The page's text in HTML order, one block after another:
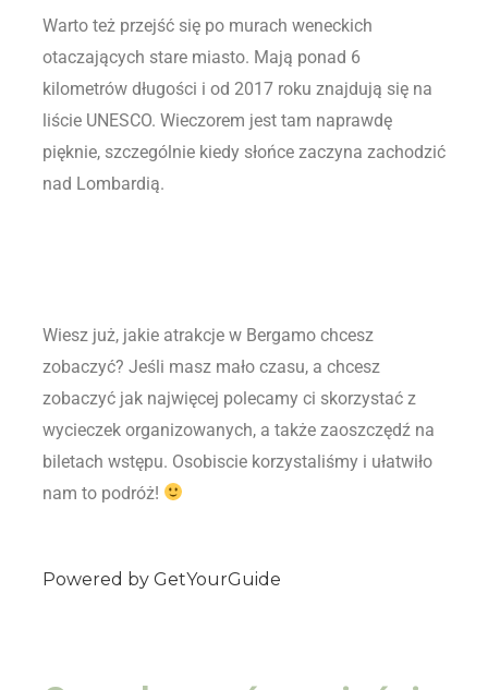
Warto też przejść się po murach weneckich
otaczających stare miasto. Mają ponad 6
kilometrów długości i od 2017 roku znajdują się na
liście UNESCO. Wieczorem jest tam naprawdę
pięknie, szczególnie kiedy słońce zaczyna zachodzić
nad Lombardią.
Wiesz już, jakie atrakcje w Bergamo chcesz
zobaczyć? Jeśli masz mało czasu, a chcesz
zobaczyć jak najwięcej polecamy ci skorzystać z
wycieczek organizowanych, a także zaoszczędź na
biletach wstępu. Osobiscie korzystaliśmy i ułatwiło
nam to podróż!
Powered by GetYourGuide